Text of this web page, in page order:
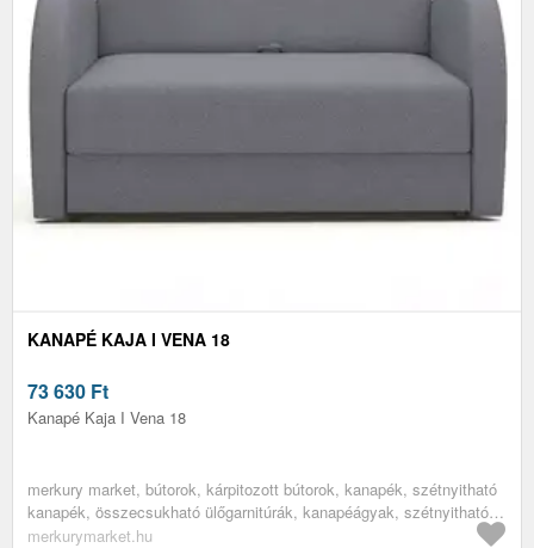
KANAPÉ KAJA I VENA 18
73 630 Ft
Kanapé Kaja I Vena 18
merkury market, bútorok, kárpitozott bútorok, kanapék, szétnyitható
kanapék, összecsukható ülőgarnitúrák, kanapéágyak, szétnyitható
kanapék alvásra, kinyitható kanapé, gyerek szófa, egyszemélyes
merkurymarket.hu